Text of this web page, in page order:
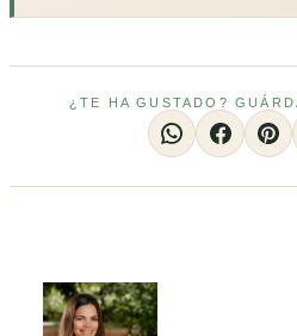
¿TE HA GUSTADO?